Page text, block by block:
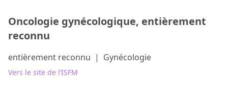
Oncologie gynécologique, entièrement
reconnu
entièrement reconnu | Gynécologie
Vers le site de l’ISFM